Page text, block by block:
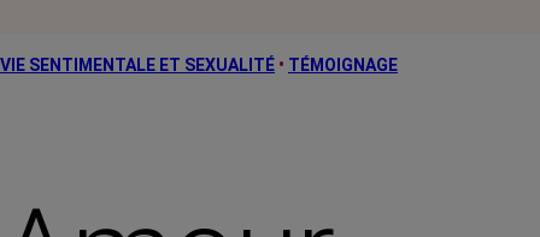
VIE SENTIMENTALE ET SEXUALITÉ • TÉMOIGNAGE